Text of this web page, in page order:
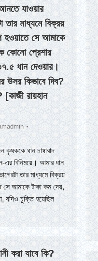
যাওয়ার
তার মাধ্যমে বিক্রয়
হওয়াতে সে আমাকে
কোনো প্রেশার
ধান দেওয়ার।
কিভাবে দিব?
[কাজী রায়হান
কৃষককে ধান চাষাবাদ
বিনিময়ে। আমার ধান
তার মাধ্যমে বিক্রয়
সে আমাকে টাকা কম দেয়,
যদিও চুক্তি হয়েছিল
করা যাবে কি?